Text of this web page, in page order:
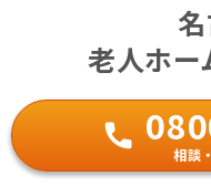
老人ホ
相談